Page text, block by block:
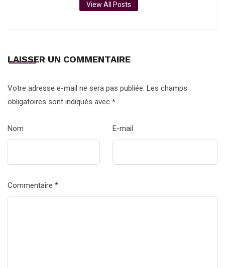
View All Posts
LAISSER UN COMMENTAIRE
Votre adresse e-mail ne sera pas publiée. Les champs
obligatoires sont indiqués avec *
Nom E-mail
Commentaire *